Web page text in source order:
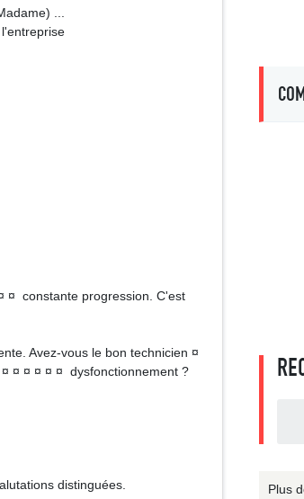
...
¤ constante progression. C'est
Avez-vous le bon technicien ¤
¤ ¤ ¤ ¤ ¤ dysfonctionnement ?
distinguées. Plus